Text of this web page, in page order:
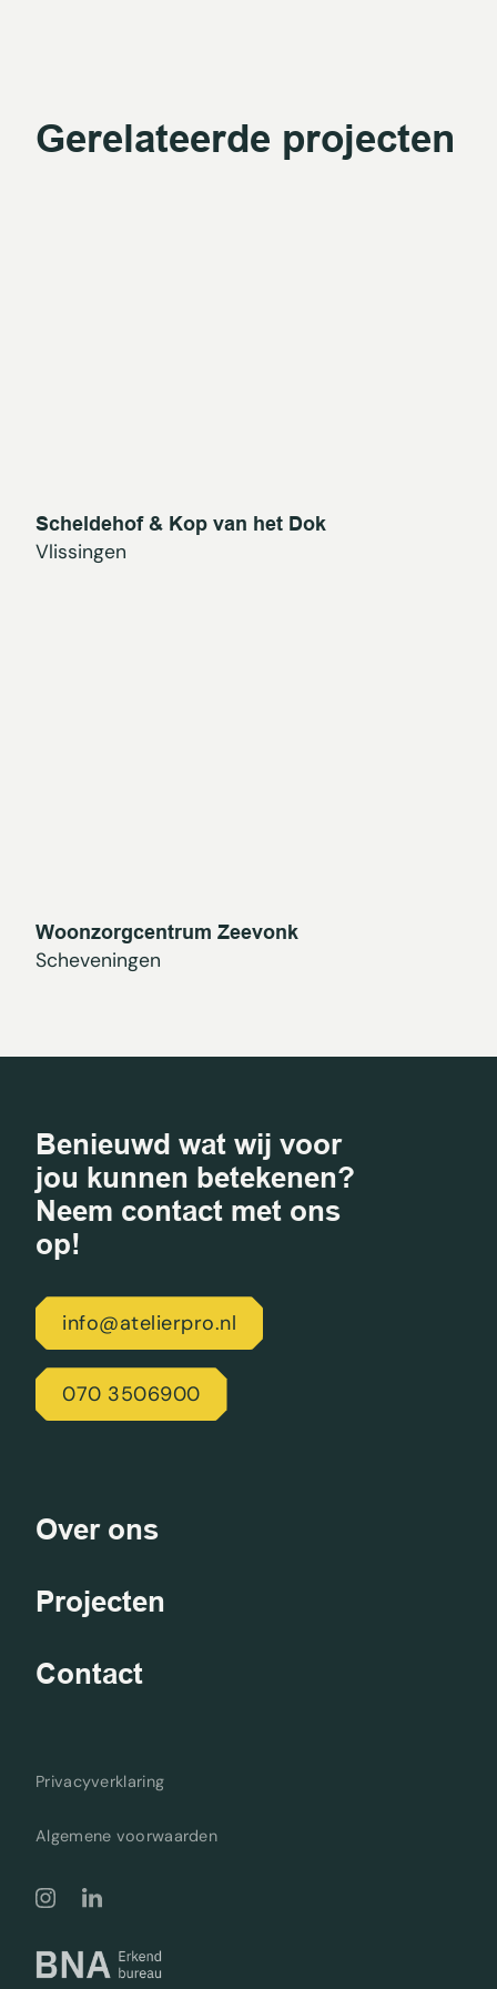
Gerelateerde projecten
Scheldehof & Kop van het Dok
Vlissingen
Woonzorgcentrum Zeevonk
Scheveningen
Benieuwd wat wij voor
jou kunnen betekenen?
Neem contact met ons
op!
info@atelierpro.nl
070 3506900
Over ons
Projecten
Contact
Privacyverklaring
Algemene voorwaarden